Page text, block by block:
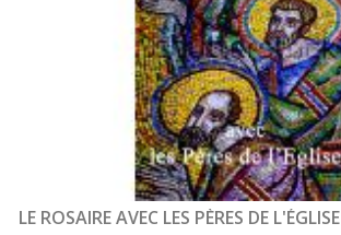
LE ROSAIRE AVEC LES PÈRES DE L'ÉGLISE